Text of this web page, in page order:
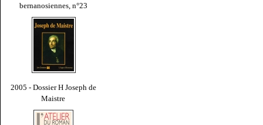
bernanosiennes, n°23
2005 - Dossier H Joseph de
Maistre